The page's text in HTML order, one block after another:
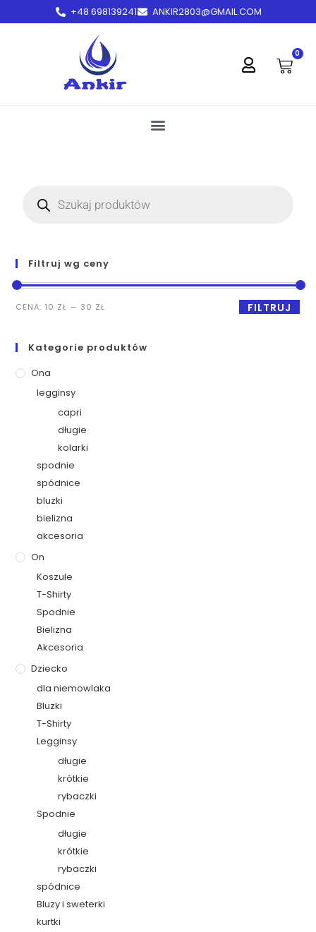
+48 698139241 ANKIR2803@GMAIL.COM
0
Filtruj wg ceny
FILTRUJ
CENA: 10 ZŁ — 30 ZŁ
Kategorie produktów
Ona
legginsy
capri
długie
kolarki
spodnie
spódnice
bluzki
bielizna
akcesoria
On
Koszule
T-Shirty
Spodnie
Bielizna
Akcesoria
Dziecko
dla niemowlaka
Bluzki
T-Shirty
Legginsy
długie
krótkie
rybaczki
Spodnie
długie
krótkie
rybaczki
spódnice
Bluzy i sweterki
kurtki